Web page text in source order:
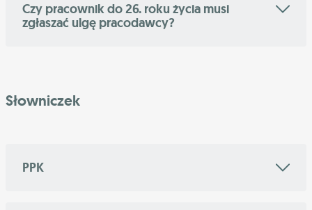
Czy pracownik do 26. roku życia musi
zgłaszać ulgę pracodawcy?
Słowniczek
PPK